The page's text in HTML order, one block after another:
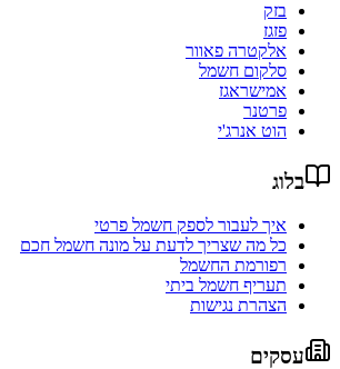
בזק
פזגז
אלקטרה פאוור
סלקום חשמל
אמישראגז
פרטנר
הוט אנרג'י
בלוג
איך לעבור לספק חשמל פרטי
כל מה שצריך לדעת על מונה חשמל חכם
רפורמת החשמל
תעריף חשמל ביתי
הצהרת נגישות
עסקים